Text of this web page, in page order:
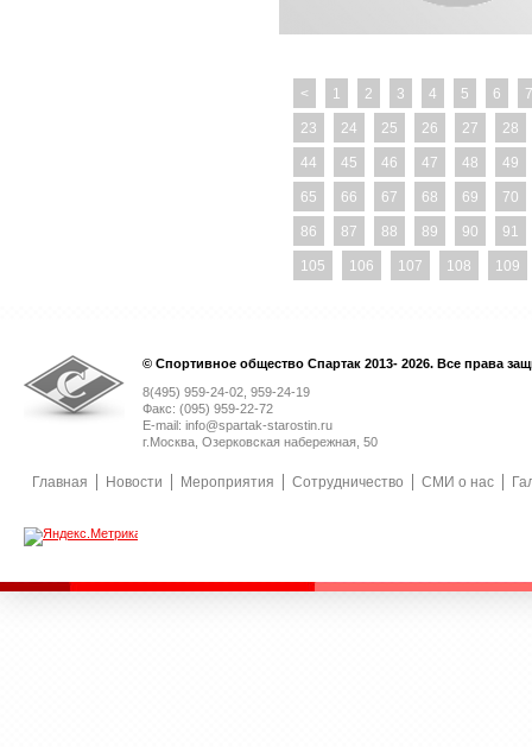
< 1 2 3 4 5 6 7
23 24 25 26 27 28
44 45 46 47 48 49
65 66 67 68 69 70
86 87 88 89 90 91
105 106 107 108 109
© Спортивное общество Спартак 2013- 2026. Все права
8(495) 959-24-02, 959-24-19
Факс: (095) 959-22-72
E-mail: info@spartak-starostin.ru
г.Москва, Озерковская набережная, 50
Главная Новости Мероприятия Сотрудничество СМИ о нас